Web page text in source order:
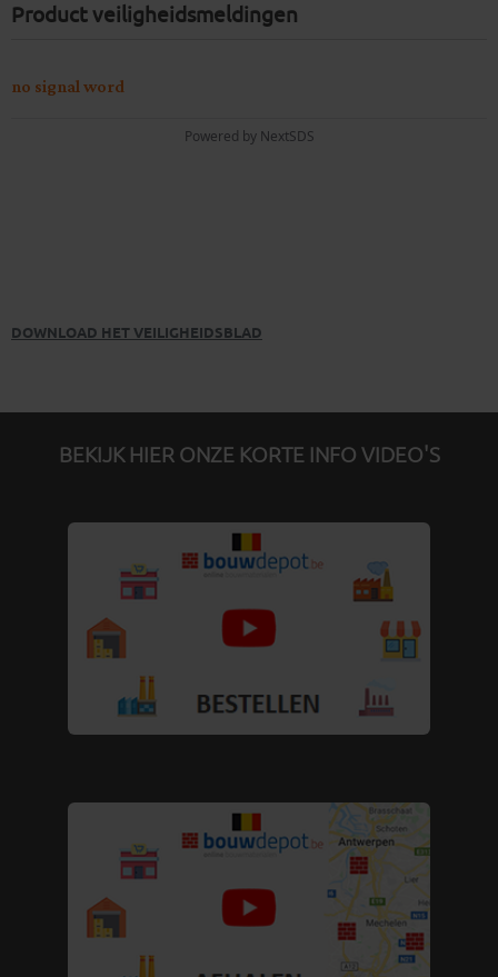
Product veiligheidsmeldingen
DOWNLOAD HET VEILIGHEIDSBLAD
BEKIJK HIER ONZE KORTE INFO VIDEO'S